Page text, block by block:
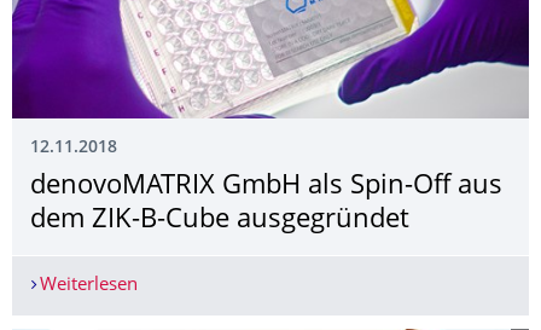
12.11.2018
denovoMATRIX GmbH als Spin-Off aus
dem ZIK-B-Cube ausgegründet
Weiterlesen